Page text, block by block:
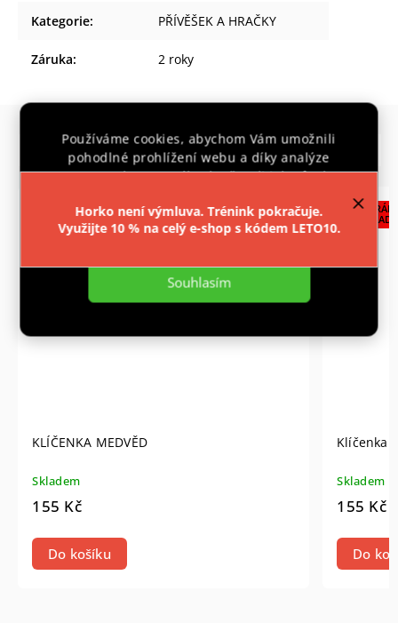
Používáme cookies, abychom Vám umožnili
pohodlné prohlížení webu a díky analýze
provozu webu neustále zlepšovali jeho funkce,
Nastavení
Souhlasím
Horko není výmluva. Trénink pokračuje.
Využijte 10 % na celý e-shop s kódem LETO10.
Kategorie: PŘÍVĚŠEK A HRAČKY
Záruka: 2 roky
Podobné (8)
CENTRÁLNÍ
SKLAD
KLÍČENKA MEDVĚD
Skladem
155 Kč
Do košíku
SKLAD
Klíčenka
Skladem
155 Kč
Do